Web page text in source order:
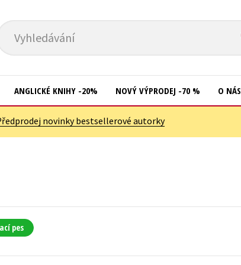
Vyhledávání
ANGLICKÉ KNIHY -20% NOVÝ VÝPRODEJ -70 % O NÁS
novinky bestsellerové autorky
pes